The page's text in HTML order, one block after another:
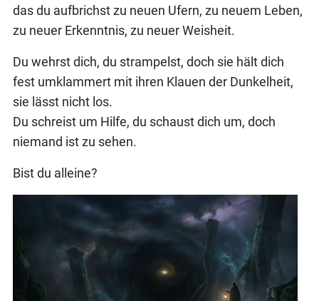
das du aufbrichst zu neuen Ufern, zu neuem Leben,
zu neuer Erkenntnis, zu neuer Weisheit.
Du wehrst dich, du strampelst, doch sie hält dich
fest umklammert mit ihren Klauen der Dunkelheit,
sie lässt nicht los.
Du schreist um Hilfe, du schaust dich um, doch
niemand ist zu sehen.
Bist du alleine?